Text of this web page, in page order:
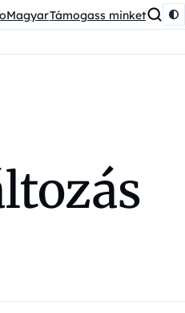
Támogass minket